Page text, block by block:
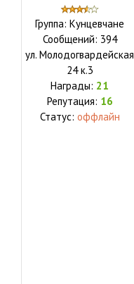
Группа: Кунцевчане
Сообщений: 394
ул. Молодогвардейская
24 к.3
Награды: 21
Репутация: 16
Статус: оффлайн